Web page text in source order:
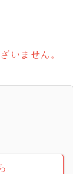
いません。